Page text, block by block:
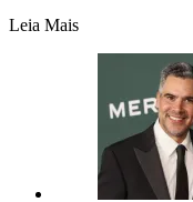
Leia Mais